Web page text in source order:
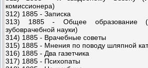
комиссионера)
312) 1885 - Записка
313) 1885 - Общее образование
зубоврачебной науки)
314) 1885 - Врачебные советы
315) 1885 - Мнения по поводу шляпной
316) 1885 - Два газетчика
317) 1885 - Психопаты